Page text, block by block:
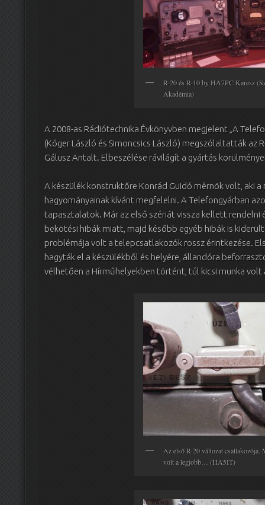
R-20 és R-10 by HA7PC Karesz
Akadémia)
A 2008-as Rádiótechnika Évkönyvben megjelent „A
(Kóger László és Simoncsics László) megszólaltatták az
Gálusz Antalt. Elbeszélése rávilágít a gyártás
A készülék konstruktőre Konrád Guidó mérnök volt, aki
hagyományainak kívánt megfelelni. A Telefongyárban
tapasztalatok. Már az első szériát vissza kellett rendelni
bekötési hibák miatt, majd később egyéb hibák is
problémája volt a telepcsatlakozók rossz érintkezése.
hagyták el a készülékből és helyére, állandóra
vélhetően a Hírműhelyekben történt, túl kicsi munka volt
Az első R-20 változat csatlakozója.
volt a legjobb… (HA5IT)